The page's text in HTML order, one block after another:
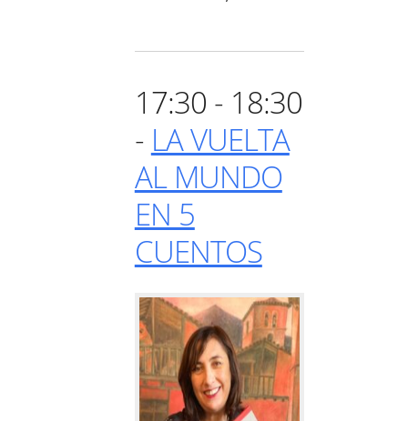
17:30 - 18:30
- LA VUELTA
AL MUNDO
EN 5
CUENTOS